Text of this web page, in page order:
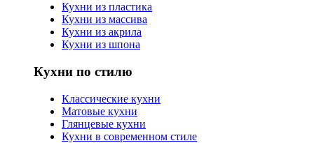
Кухни из пластика
Кухни из массива
Кухни из акрила
Кухни из шпона
Кухни по стилю
Классические кухни
Матовые кухни
Глянцевые кухни
Кухни в современном стиле